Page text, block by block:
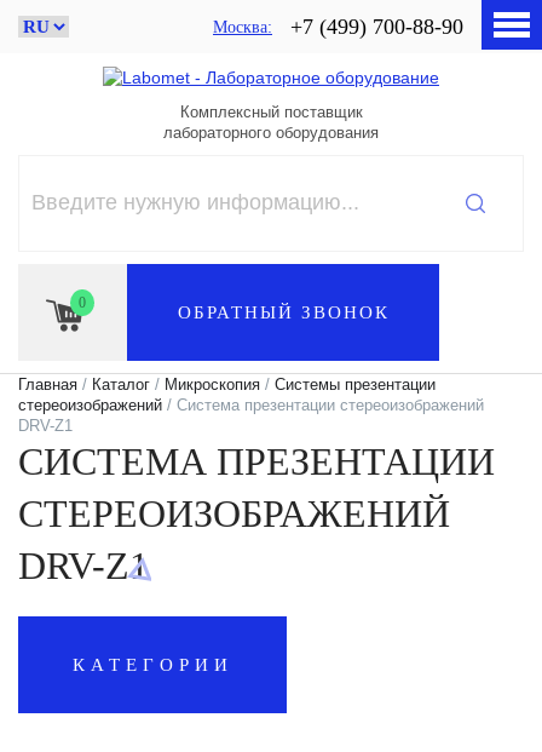
Москва +7 (499) 700-88-90
Комплексный поставщик
лабораторного оборудования
0 ОБРАТНЫЙ ЗВОНОК
Главная / Каталог / Микроскопия / Системы презентации
стереоизображений / Система презентации стереоизображений
DRV-Z1
СИСТЕМА ПРЕЗЕНТАЦИИ
СТЕРЕОИЗОБРАЖЕНИЙ
DRV-Z1
КАТЕГОРИИ